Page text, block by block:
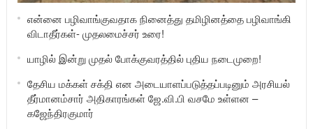
என்னை பழிவாங்குவதாக நினைத்து தமிழினத்தை பழிவாங்கி
விடாதீர்கள்- முதலமைச்சர் உரை!
யாழில் இன்று முதல் போக்குவரத்தில் புதிய நடைமுறை!
தேசிய மக்கள் சக்தி என அடையாளப்படுத்தப்படினும் அரசியல்
தீர்மானம்சார் அதிகாரங்கள் ஜே.வி.பி வசமே உள்ளன –
கஜேந்திரகுமார்